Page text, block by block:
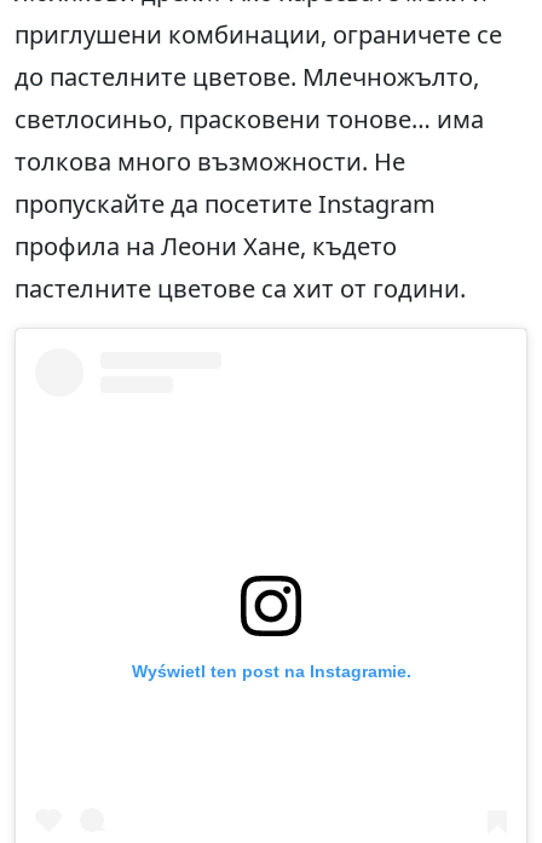
приглушени комбинации, ограничете се
до пастелните цветове. Млечножълто,
светлосиньо, прасковени тонове… има
толкова много възможности. Не
пропускайте да посетите Instagram
профила на Леони Хане, където
пастелните цветове са хит от години.
Wyświetl ten post na Instagramie.